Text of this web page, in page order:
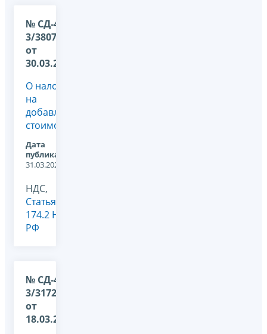
№ СД-4-
3/3807@
от
30.03.2022
О налоге
на
добавленную
стоимость
Дата
публикации:
31.03.2022
НДС,
Статья
174.2 НК
РФ
№ СД-4-
3/3172@
от
18.03.2022